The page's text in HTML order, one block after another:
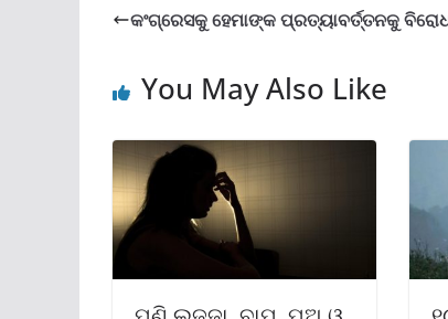
କଂଗ୍ରେସକୁ ହେମାଙ୍କ ପ୍ରତ୍ୟାବର୍ତ୍ତନକୁ
You May Also Like